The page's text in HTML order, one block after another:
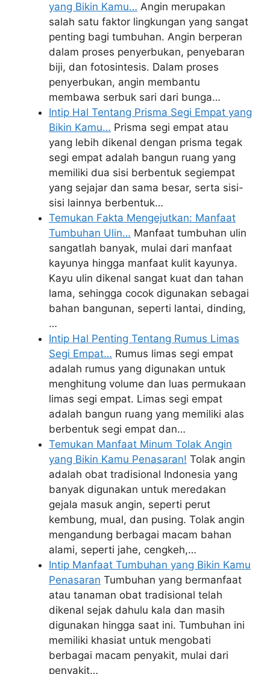
yang Bikin Kamu… Angin merupakan
salah satu faktor lingkungan yang sangat
penting bagi tumbuhan. Angin berperan
dalam proses penyerbukan, penyebaran
biji, dan fotosintesis. Dalam proses
penyerbukan, angin membantu
membawa serbuk sari dari bunga…
Intip Hal Tentang Prisma Segi Empat yang
Bikin Kamu… Prisma segi empat atau
yang lebih dikenal dengan prisma tegak
segi empat adalah bangun ruang yang
memiliki dua sisi berbentuk segiempat
yang sejajar dan sama besar, serta sisi-
sisi lainnya berbentuk…
Temukan Fakta Mengejutkan: Manfaat
Tumbuhan Ulin… Manfaat tumbuhan ulin
sangatlah banyak, mulai dari manfaat
kayunya hingga manfaat kulit kayunya.
Kayu ulin dikenal sangat kuat dan tahan
lama, sehingga cocok digunakan sebagai
bahan bangunan, seperti lantai, dinding,
…
Intip Hal Penting Tentang Rumus Limas
Segi Empat… Rumus limas segi empat
adalah rumus yang digunakan untuk
menghitung volume dan luas permukaan
limas segi empat. Limas segi empat
adalah bangun ruang yang memiliki alas
berbentuk segi empat dan…
Temukan Manfaat Minum Tolak Angin
yang Bikin Kamu Penasaran! Tolak angin
adalah obat tradisional Indonesia yang
banyak digunakan untuk meredakan
gejala masuk angin, seperti perut
kembung, mual, dan pusing. Tolak angin
mengandung berbagai macam bahan
alami, seperti jahe, cengkeh,…
Intip Manfaat Tumbuhan yang Bikin Kamu
Penasaran Tumbuhan yang bermanfaat
atau tanaman obat tradisional telah
dikenal sejak dahulu kala dan masih
digunakan hingga saat ini. Tumbuhan ini
memiliki khasiat untuk mengobati
berbagai macam penyakit, mulai dari
penyakit…